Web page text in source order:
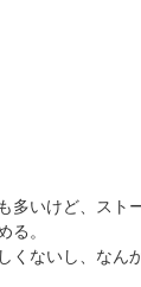
多いけど、スト
る。
くないし、なん